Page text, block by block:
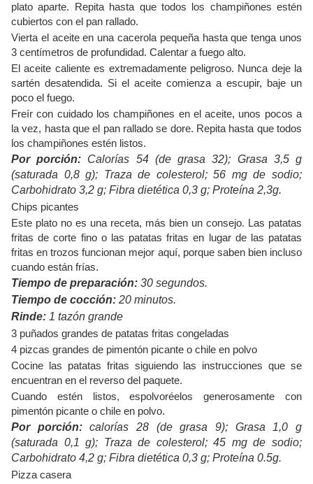
plato aparte. Repita hasta que todos los champiñones estén
cubiertos con el pan rallado.
Vierta el aceite en una cacerola pequeña hasta que tenga unos
3 centímetros de profundidad. Calentar a fuego alto.
El aceite caliente es extremadamente peligroso. Nunca deje la
sartén desatendida. Si el aceite comienza a escupir, baje un
poco el fuego.
Freír con cuidado los champiñones en el aceite, unos pocos a
la vez, hasta que el pan rallado se dore. Repita hasta que todos
los champiñones estén listos.
Por porción: Calorías 54 (de grasa 32); Grasa 3,5 g
(saturada 0,8 g); Traza de colesterol; 56 mg de sodio;
Carbohidrato 3,2 g; Fibra dietética 0,3 g; Proteína 2,3g.
Chips picantes
Este plato no es una receta, más bien un consejo. Las patatas
fritas de corte fino o las patatas fritas en lugar de las patatas
fritas en trozos funcionan mejor aquí, porque saben bien incluso
cuando están frías.
Tiempo de preparación: 30 segundos.
Tiempo de cocción: 20 minutos.
Rinde: 1 tazón grande
3 puñados grandes de patatas fritas congeladas
4 pizcas grandes de pimentón picante o chile en polvo
Cocine las patatas fritas siguiendo las instrucciones que se
encuentran en el reverso del paquete.
Cuando estén listos, espolvoréelos generosamente con
pimentón picante o chile en polvo.
Por porción:calorías 28 (de grasa 9); Grasa 1,0 g
(saturada 0,1 g); Traza de colesterol; 45 mg de sodio;
Carbohidrato 4,2 g; Fibra dietética 0,3 g; Proteína 0.5g.
Pizza casera